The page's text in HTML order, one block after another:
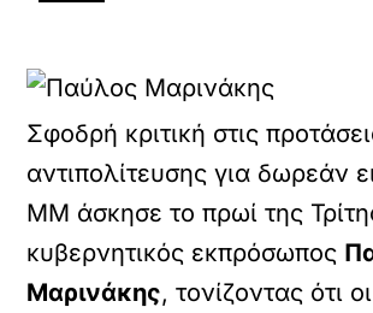
Σφοδρή κριτική στις
αντιπολίτευσης για δωρεάν
ΜΜ άσκησε το πρωί της
κυβερνητικός εκπρόσωπος
Μαρινάκης, τονίζοντας ότι